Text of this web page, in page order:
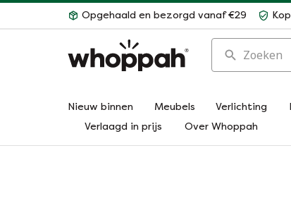
Opgehaald en bezorgd vanaf €29
Zoeken
Nieuw binnen Meubels Verlichting
Verlaagd in prijs
Over Whoppah